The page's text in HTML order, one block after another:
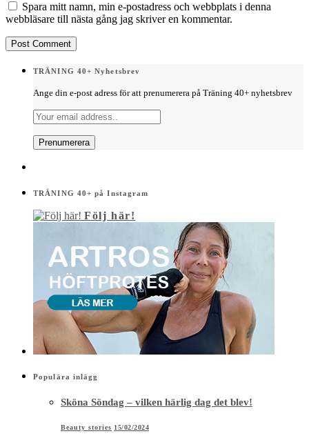
Spara mitt namn, min e-postadress och webbplats i denna
webbläsare till nästa gång jag skriver en kommentar.
TRÄNING 40+ Nyhetsbrev
Ange din e-post adress för att prenumerera på Träning 40+ nyhetsbrev
TRÄNING 40+ på Instagram
Följ här!
Populära inlägg
Sköna Söndag – vilken härlig dag det blev!
Beauty stories 15/02/2024